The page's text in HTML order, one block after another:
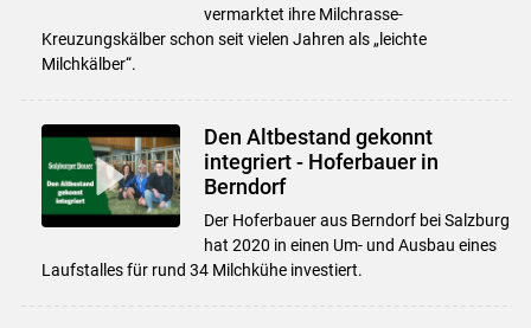
vermarktet ihre Milchrasse-
Kreuzungskälber schon seit vielen Jahren als „leichte
Milchkälber“.
Den Altbestand gekonnt
integriert - Hoferbauer in
Berndorf
Der Hoferbauer aus Berndorf bei Salzburg
hat 2020 in einen Um- und Ausbau eines
Laufstalles für rund 34 Milchkühe investiert.